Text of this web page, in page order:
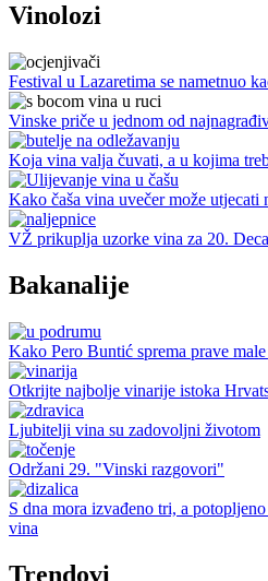
Vinolozi
Festival u Lazaretima se nametnuo
Vinske priče u jednom od
Koja vina valja čuvati, a u kojima
Kako čaša vina uvečer može utjecati
VŽ prikuplja uzorke vina za 20.
Bakanalije
Kako Pero Buntić sprema prave
Otkrijte najbolje vinarije istoka
Ljubitelji vina su zadovoljni životom
Održani 29. "Vinski razgovori"
S dna mora izvađeno tri, a
vina
Trendovi